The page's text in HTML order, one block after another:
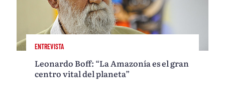
ENTREVISTA
Leonardo Boff: “La Amazonía es el gran
centro vital del planeta”